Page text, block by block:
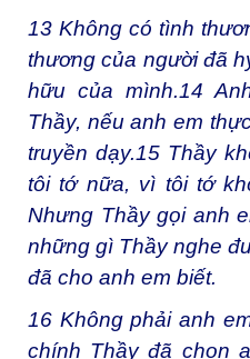
13 Không có tình
thương của người đã
hữu của mình.14
Thầy, nếu anh em
truyền dạy.15Thầy
tôi tớ nữa, vì tôi tớ
Nhưng Thầy gọi anh
những gì Thầy nghe
đã cho anh em biết.
16 Không phải anh
chính Thầy đã chọn